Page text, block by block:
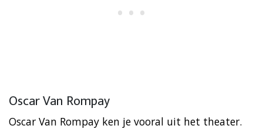
Oscar Van Rompay
Oscar Van Rompay ken je vooral uit het theater.